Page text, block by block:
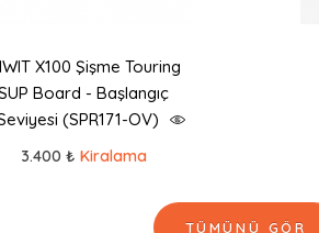
X100 Şişme Touring
Board - Başlangıç
(SPR171-OV)
3.400 ₺ Kiralama
TÜMÜNÜ GÖR